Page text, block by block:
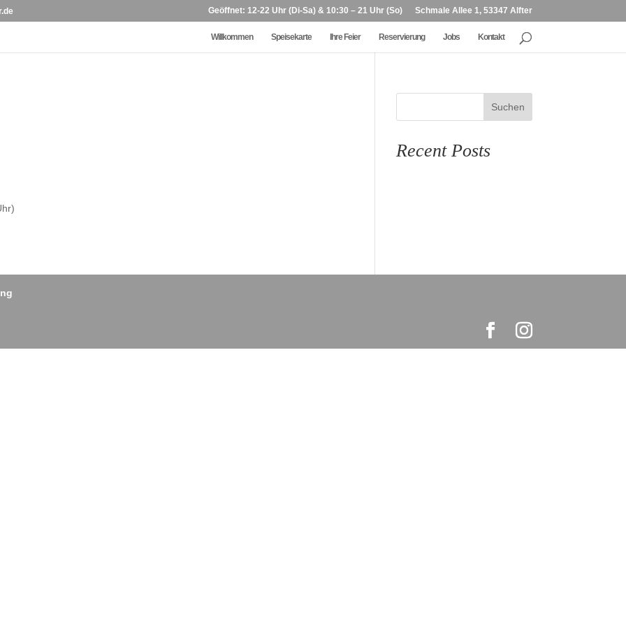
Geöffnet: 12-22 Uhr (Di-Sa) & 10:30 – 21 Uhr (So) Schmale Allee 1, 53347 Alfter
Willkommen Speisekarte Ihre Feier Reservierung Jobs Kontakt
Suchen
Recent Posts